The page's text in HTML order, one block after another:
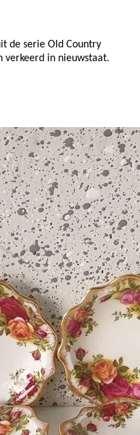
de serie Old Country
verkeerd in nieuwstaat.